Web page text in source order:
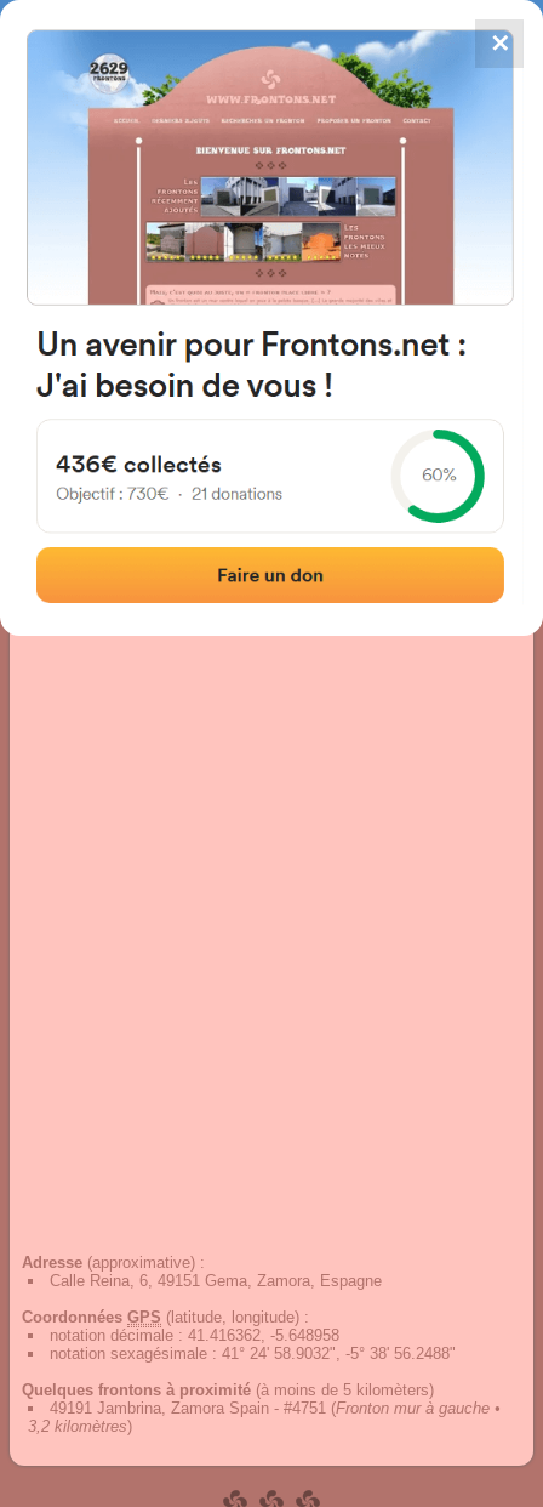
FRONTONS.NET
RECHERCHER UN FRONTON
PROPOSER UN FRONTON
4867
frontons
49151 Gema, Zamora Espagne
Photos Commentaires et avis
Adresse (approximative) :
Calle Reina, 6, 49151 Gema, Zamora, Espagne
Coordonnées GPS (latitude, longitude) :
notation décimale : 41.416362, -5.648958
notation sexagésimale : 41° 24' 58.9032", -5° 38' 56.2488"
Quelques frontons à proximité (à moins de 5 kilomèters)
49191 Jambrina, Zamora Spain - #4751 (Fronton mur à gauche •
3,2 kilomètres)
✕